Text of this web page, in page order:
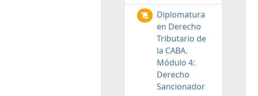
Diplomatura
en Derecho
Tributario de
la CABA.
Módulo 4:
Derecho
Sancionador